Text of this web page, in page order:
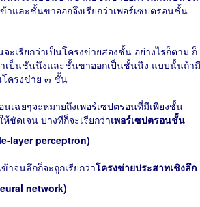
าและชั้นขาออกจึงเรียกว่าเพอร์เซปตรอนชั้น
เรียกว่าเป็นโครงข่ายสองชั้น อย่างไรก็ตาม ก็
เป็นชันนึงและชั้นขาออกเป็นชั้นนึง แบบนั้นถ้ามี
ครงข่าย ๓ ชั้น
เฉยๆจะหมายถึงเพอร์เซปตรอนที่มีเพียงชั้น
ชัดเจน บางทีก็จะเรียกว่าเพอร์เซปตรอนชั้น
layer perceptron)
าจนลึกก็จะถูกเรียกว่าโครงข่ายประสาทเชิงลึก
network)